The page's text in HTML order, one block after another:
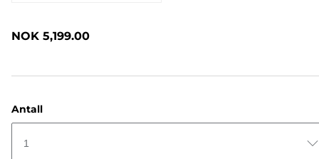
NOK 5,199.00
Antall
1